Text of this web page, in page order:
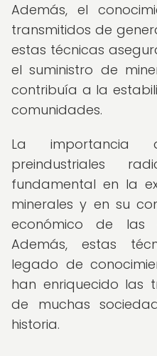
Además, el
transmitidos de
estas técnicas
el suministro de
contribuía a la
comunidades.
La importancia
preindustriales
fundamental en la
minerales y en su
económico de las
Además, estas
legado de
han enriquecido las
de muchas
historia.